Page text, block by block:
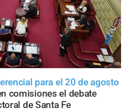
para el 20 de agosto
comisiones el debate
de Santa Fe